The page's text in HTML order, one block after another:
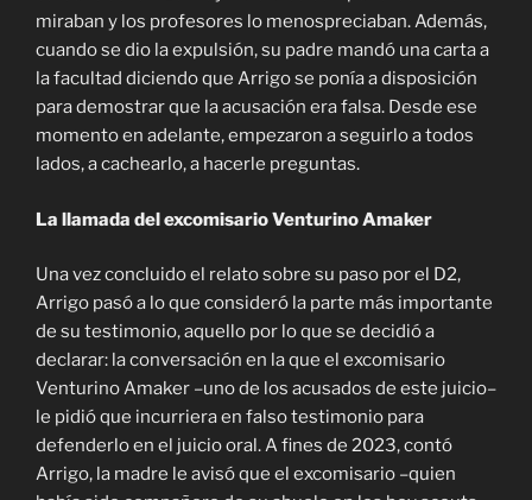
miraban y los profesores lo menospreciaban. Además,
cuando se dio la expulsión, su padre mandó una carta a
la facultad diciendo que Arrigo se ponía a disposición
para demostrar que la acusación era falsa. Desde ese
momento en adelante, empezaron a seguirlo a todos
lados, a cachearlo, a hacerle preguntas.
La llamada del excomisario Venturino Amaker
Una vez concluido el relato sobre su paso por el D2,
Arrigo pasó a lo que consideró la parte más importante
de su testimonio, aquello por lo que se decidió a
declarar: la conversación en la que el excomisario
Venturino Amaker –uno de los acusados de este juicio–
le pidió que incurriera en falso testimonio para
defenderlo en el juicio oral. A fines de 2023, contó
Arrigo, la madre le avisó que el excomisario –quien